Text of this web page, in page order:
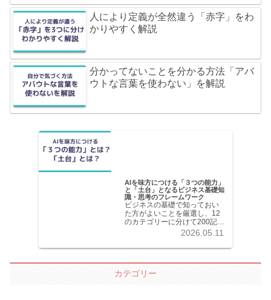
人により定義が全然違う「赤字」をわ
かりやすく解説
分かってないことを分かる方法「アバ
ウトな言葉を使わない」を解説
AIを味方につける「３つの能力」
と「土台」となるビジネス基礎知
識・思考のフレームワーク
ビジネスの基礎で知っておい
た方がよいことを厳選し、12
のカテゴリーに分けて200記事
以上を掲載しています。各記
ます。
2026.05.11
カテゴリー